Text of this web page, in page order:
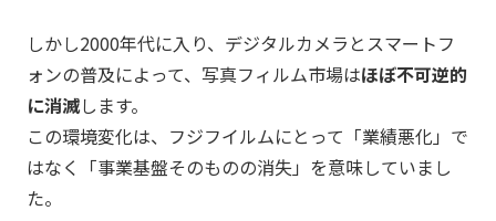
しかし2000年代に入り、デジタルカメラとスマートフ
ォンの普及によって、写真フィルム市場はほぼ不可逆的
に消滅します。
この環境変化は、フジフイルムにとって「業績悪化」で
はなく「事業基盤そのものの消失」を意味していまし
た。